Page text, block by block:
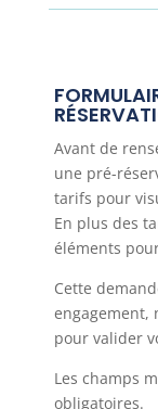
Avant de
une pré-
tarifs pour
En plus des
éléments
Cette
engagement,
pour valider
Les champs
obligatoires.